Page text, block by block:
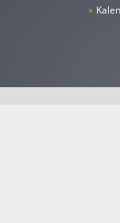
»